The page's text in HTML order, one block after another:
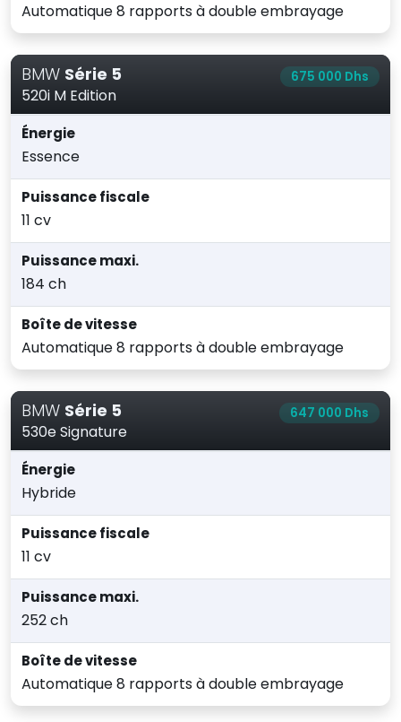
Automatique 8 rapports à double embrayage
BMW Série 5
520i M Edition
675 000 Dhs
Énergie
Essence
Puissance fiscale
11 cv
Puissance maxi.
184 ch
Boîte de vitesse
Automatique 8 rapports à double embrayage
BMW Série 5
530e Signature
647 000 Dhs
Énergie
Hybride
Puissance fiscale
11 cv
Puissance maxi.
252 ch
Boîte de vitesse
Automatique 8 rapports à double embrayage